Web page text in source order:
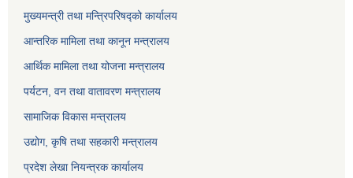
मुख्यमन्त्री तथा मन्त्रिपरिषद्को कार्यालय
आन्तरिक मामिला तथा कानून मन्त्रालय
आर्थिक मामिला तथा योजना मन्त्रालय
पर्यटन, वन तथा वातावरण मन्त्रालय
सामाजिक विकास मन्त्रालय
उद्योग, कृषि तथा सहकारी मन्त्रालय
प्रदेश लेखा नियन्त्रक कार्यालय